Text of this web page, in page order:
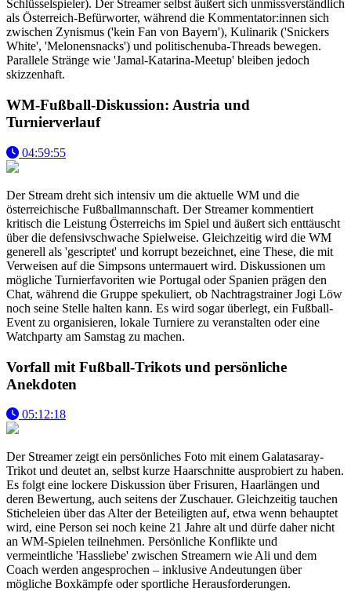
Schlüsselspieler). Der Streamer selbst äußert sich unmissverständlich
als Österreich-Befürworter, während die Kommentator:innen sich
zwischen Zynismus ('kein Fan von Bayern'), Kulinarik ('Snickers
White', 'Melonensnacks') und politischenuba-Threads bewegen.
Parallele Stränge wie 'Jamal-Katarina-Meetup' bleiben jedoch
skizzenhaft.
WM-Fußball-Diskussion: Austria und
Turnierverlauf
04:59:55
Der Stream dreht sich intensiv um die aktuelle WM und die
österreichische Fußballmannschaft. Der Streamer kommentiert
kritisch die Leistung Österreichs im Spiel und äußert sich enttäuscht
über die defensivschwache Spielweise. Gleichzeitig wird die WM
generell als 'gescriptet' und korrupt bezeichnet, eine These, die mit
Verweisen auf die Simpsons untermauert wird. Diskussionen um
mögliche Turnierfavoriten wie Portugal oder Spanien prägen den
Chat, während die Gruppe spekuliert, ob Nachtragstrainer Jogi Löw
noch seine Stelle halten kann. Es wird sogar überlegt, ein Fußball-
Event zu organisieren, lokale Turniere zu veranstalten oder eine
Watchparty am Samstag zu machen.
Vorfall mit Fußball-Trikots und persönliche
Anekdoten
05:12:18
Der Streamer zeigt ein persönliches Foto mit einem Galatasaray-
Trikot und deutet an, selbst kurze Haarschnitte ausprobiert zu haben.
Es folgt eine lockere Diskussion über Frisuren, Haarlängen und
deren Bewertung, auch seitens der Zuschauer. Gleichzeitig tauchen
Sticheleien über das Alter der Beteiligten auf, etwa wenn behauptet
wird, eine Person sei noch keine 21 Jahre alt und dürfe daher nicht
an WM-Spielen teilnehmen. Persönliche Konflikte und
vermeintliche 'Hassliebe' zwischen Streamern wie Ali und dem
Coach werden angesprochen – inklusive Andeutungen über
mögliche Boxkämpfe oder sportliche Herausforderungen.